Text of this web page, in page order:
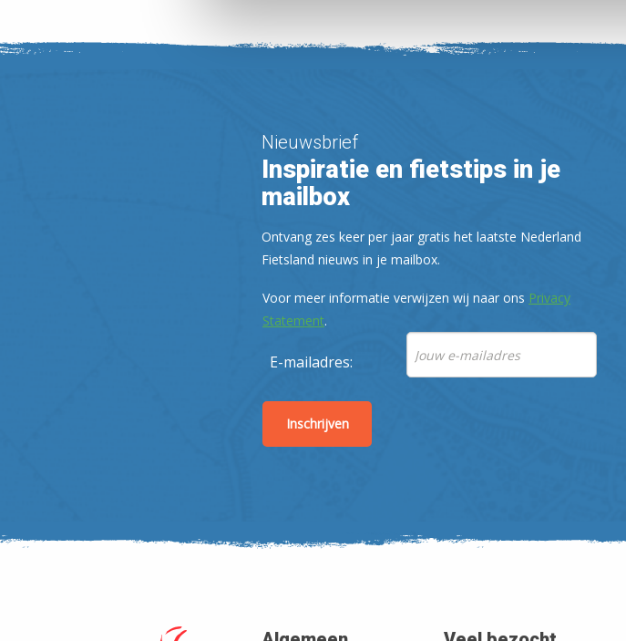
Nieuwsbrief
Inspiratie en fietstips in je
mailbox
Ontvang zes keer per jaar gratis het laatste Nederland
Fietsland nieuws in je mailbox.
Voor meer informatie verwijzen wij naar ons Privacy
Statement.
E-mailadres: